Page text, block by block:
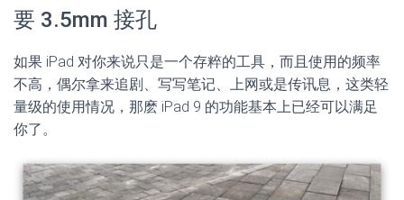
要 3.5mm 接孔
如果 iPad 对你来说只是一个存粹的工具，而且使用的频率
不高，偶尔拿来追剧、写写笔记、上网或是传讯息，这类轻
量级的使用情况，那麽 iPad 9 的功能基本上已经可以满足
你了。